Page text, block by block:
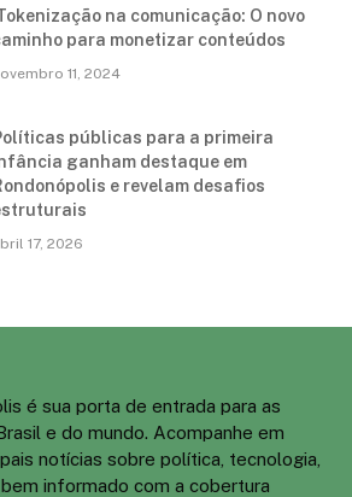
na comunicação: O novo
para monetizar conteúdos
11, 2024
públicas para a primeira
ganham destaque em
e revelam desafios
17, 2026
é sua porta de entrada para as
e do mundo. Acompanhe em
notícias sobre política, tecnologia,
informado com a cobertura